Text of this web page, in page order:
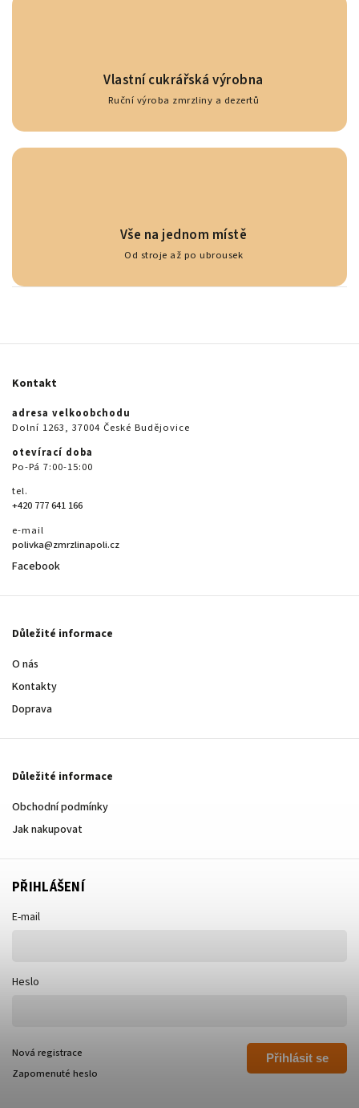
Vlastní cukrářská výrobna
Ruční výroba zmrzliny a dezertů
Vše na jednom místě
Od stroje až po ubrousek
Kontakt
adresa velkoobchodu
Dolní 1263, 37004 České Budějovice
otevírací doba
Po-Pá 7:00-15:00
tel.
+420 777 641 166
e-mail
polivka@zmrzlinapoli.cz
Facebook
Důležité informace
O nás
Kontakty
Doprava
Důležité informace
Obchodní podmínky
Jak nakupovat
PŘIHLÁŠENÍ
E-mail
Heslo
Přihlásit se
Nová registrace
Zapomenuté heslo